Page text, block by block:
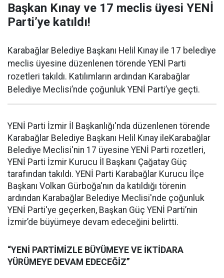
Başkan Kınay ve 17 meclis üyesi YENİ
Parti’ye katıldı!
Karabağlar Belediye Başkanı Helil Kınay ile 17 belediye
meclis üyesine düzenlenen törende YENİ Parti
rozetleri takıldı. Katılımların ardından Karabağlar
Belediye Meclisi’nde çoğunluk YENİ Parti’ye geçti.
YENİ Parti İzmir İl Başkanlığı'nda düzenlenen törende
Karabağlar Belediye Başkanı Helil Kınay ileKarabağlar
Belediye Meclisi'nin 17 üyesine YENİ Parti rozetleri,
YENİ Parti İzmir Kurucu İl Başkanı Çağatay Güç
tarafından takıldı. YENİ Parti Karabağlar Kurucu İlçe
Başkanı Volkan Gürboğa'nın da katıldığı törenin
ardından Karabağlar Belediye Meclisi'nde çoğunluk
YENİ Parti'ye geçerken, Başkan Güç YENİ Parti’nin
İzmir’de büyümeye devam edeceğini belirtti.
“YENİ PARTİMİZLE BÜYÜMEYE VE İKTİDARA
YÜRÜMEYE DEVAM EDECEĞİZ”